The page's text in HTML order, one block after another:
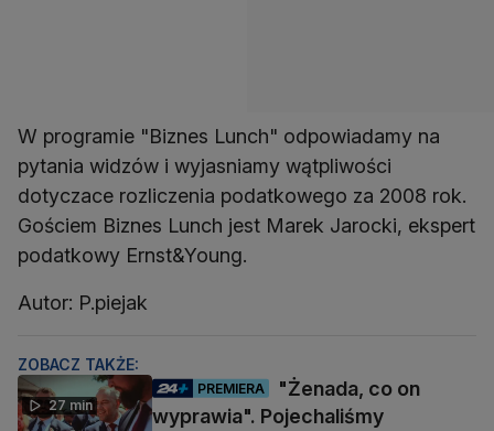
W programie "Biznes Lunch" odpowiadamy na
pytania widzów i wyjasniamy wątpliwości
dotyczace rozliczenia podatkowego za 2008 rok.
Gościem Biznes Lunch jest Marek Jarocki, ekspert
podatkowy Ernst&Young.
Autor: P.piejak
ZOBACZ TAKŻE:
27 min
PREMIERA
"Żenada, co on
wyprawia". Pojechaliśmy